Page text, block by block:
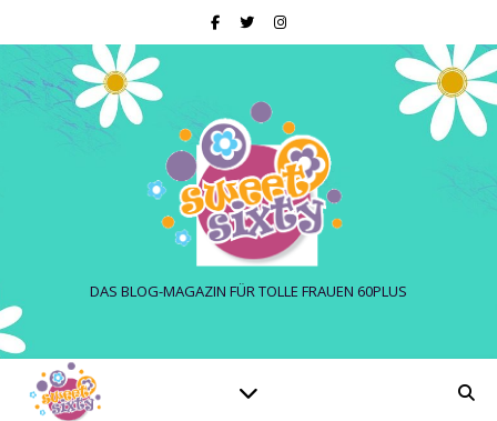
DAS BLOG-MAGAZIN FÜR TOLLE FRAUEN 60PLUS